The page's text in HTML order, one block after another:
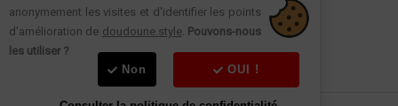
OUI !
anonymement les visites et d'identifier les points
d'amélioration de doudoune.style. Pouvons-nous
les utiliser ?
Non